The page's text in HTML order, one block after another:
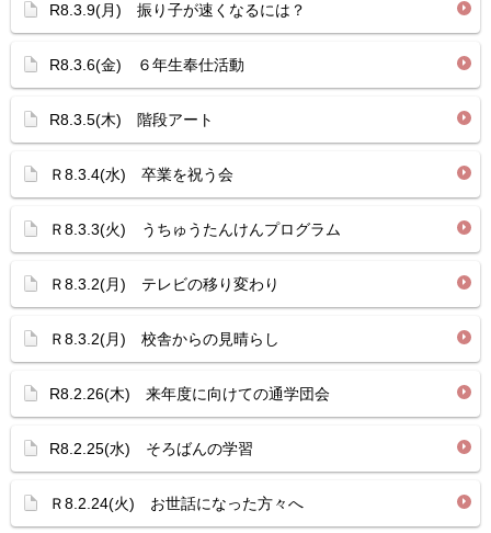
R8.3.9(月) 振り子が速くなるには？
R8.3.6(金) ６年生奉仕活動
R8.3.5(木) 階段アート
Ｒ8.3.4(水) 卒業を祝う会
Ｒ8.3.3(火) うちゅうたんけんプログラム
Ｒ8.3.2(月) テレビの移り変わり
Ｒ8.3.2(月) 校舎からの見晴らし
R8.2.26(木) 来年度に向けての通学団会
R8.2.25(水) そろばんの学習
Ｒ8.2.24(火) お世話になった方々へ